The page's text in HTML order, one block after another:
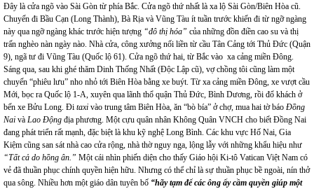
Đây là cửa ngõ vào Sài Gòn từ phía Bắc. Cửa ngõ thứ nhất là xa lộ Sài Gòn/Biên Hòa cũ.
Chuyến đi Bầu Cạn (Long Thành), Bà Rịa và Vũng Tàu ít tuần trước khiến đi từ ngỡ ngàng
này qua ngỡ ngàng khác trước hiện tượng “đô thị hóa” của những đồn điền cao su và thị
trấn nghèo nàn ngày nào. Nhà cửa, công xưởng nối liền từ cầu Tân Cảng tới Thủ Đức (Quận
9), ngã tư đi Vũng Tàu (Quốc lộ 61). Cửa ngõ thứ hai, từ Bắc vào xa cảng miền Đông.
Sáng qua, sau khi ghé thăm Dinh Thống Nhất (Độc Lập cũ), vợ chồng tôi cũng làm một
chuyến “phiêu lưu” nho nhỏ tới Biên Hòa bằng xe buýt. Từ xa cảng miền Đông, xe vượt cầu
Mới, bọc ra Quốc lộ 1-A, xuyên qua lãnh thổ quận Thủ Đức, Bình Dương, rồi đổ khách ở
bến xe Bửu Long. Đi taxi vào trung tâm Biên Hòa, ăn “bò bía” ở chợ, mua hai tờ báo Đồng
Nai và Lao Động địa phương. Một cựu quân nhân Không Quân VNCH cho biết Đồng Nai
đang phát triển rất mạnh, đặc biệt là khu kỹ nghệ Long Bình. Các khu vực Hố Nai, Gia
Kiệm cũng san sát nhà cao cửa rộng, nhà thờ nguy nga, lộng lẫy với những khẩu hiệu như
“Tất cả do hồng ân.” Một cái nhìn phiến diện cho thấy Giáo hội Ki-tô Vatican Việt Nam có
vẻ đã thuần phục chính quyền hiện hữu. Nhưng có thể chỉ là sự thuần phục bề ngoài, nín thở
qua sông. Nhiều hơn một giáo dân tuyên bố “hãy tạm để các ông ấy cầm quyền giúp một